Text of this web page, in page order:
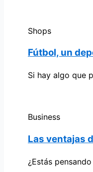
Shops
Fútbol, un
Si hay algo que
Business
Las ventajas
¿Estás